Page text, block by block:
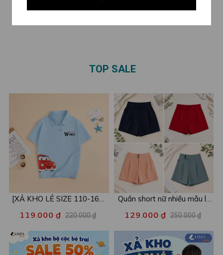
290.000 ₫ 420.000 ₫ 110.000 ₫ 160.000 ₫
[XẢ KHO LẺ SIZE 110-160]
mẫu - Áo trẻ em từ 15-42kg
- Loza Kids XPL001
119.000 ₫ 220.000 ₫
Quần short nữ nhiều mẫu lẻ
còn 99k/c - Loza XA016
129.000 ₫ 250.000 ₫
TOP SALE